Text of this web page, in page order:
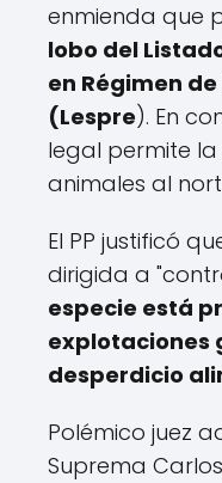
enmienda que
lobo del
en Régimen
(Lespre). En
legal permite
animales al
El PP justificó
dirigida a
especie está
explotaciones
desperdicio
Polémico juez
Suprema